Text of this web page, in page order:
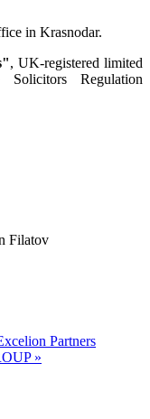
in Krasnodar.
, UK-registered limited
Regulation
Filatov
Partners
»